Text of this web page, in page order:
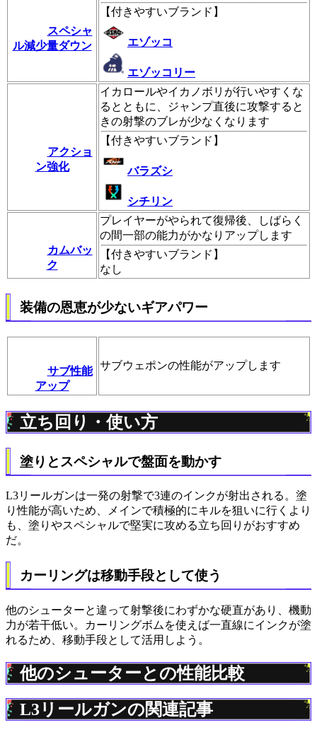
スペシャ
ル減少量ダウン
【付きやすいブランド 】
エゾッコ
エゾッコリー
アクショ
ン強化
イカロールやイカノボリが行いやすくな
るとともに、ジャンプ直後に攻撃すると
きの射撃のブレが少なくなります
【付きやすいブランド 】
バラズシ
シチリン
カムバッ
ク
プレイヤーがやられて復帰後、しばらく
の間一部の能力がかなりアップします
【付きやすいブランド 】
なし
装備の恩恵が少ないギアパワー
サブ性能
アップ
サブウェポンの性能がアップします
立ち回り・使い方
塗りとスペシャルで盤面を動かす
L3リールガンは一発の射撃で3連のインクが射出される。塗
り性能が高いため、メインで積極的にキルを狙いに行くより
も、塗りやスペシャルで堅実に攻める立ち回りがおすすめ
だ。
カーリングは移動手段として使う
他のシューターと違って射撃後にわずかな硬直があり、機動
力が若干低い。カーリングボムを使えば一直線にインクが塗
れるため、移動手段として活用しよう。
他のシューターとの性能比較
L3リールガンの関連記事